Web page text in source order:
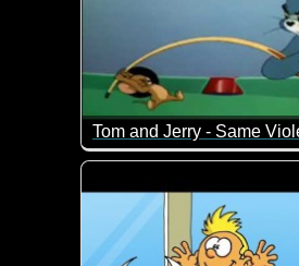
Tom and Jerry - Same
Wenn das nicht Nostalgie